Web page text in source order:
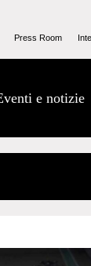
Press Room
e notizie